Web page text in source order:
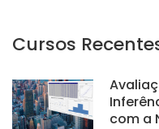
Cursos
com a